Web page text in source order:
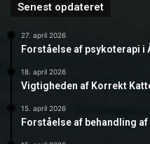
Senest opdateret
27. april 2026
Forståelse af psykoterapi i
18. april 2026
Vigtigheden af Korrekt
15. april 2026
Forståelse af behandling